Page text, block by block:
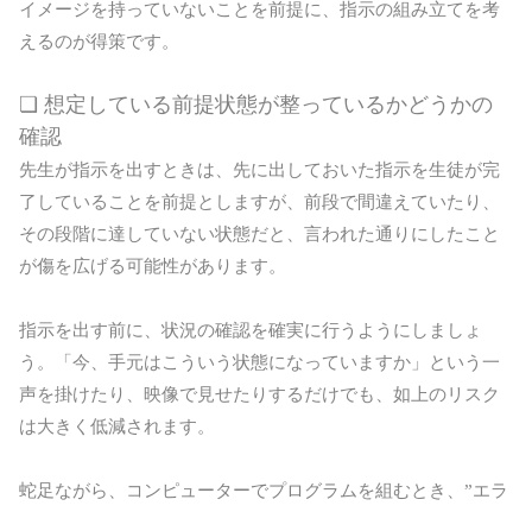
イメージを持っていないことを前提に、指示の組み立てを考
えるのが得策です。
❏ 想定している前提状態が整っているかどうかの
確認
先生が指示を出すときは、先に出しておいた指示を生徒が完
了していることを前提としますが、前段で間違えていたり、
その段階に達していない状態だと、言われた通りにしたこと
が傷を広げる可能性があります。
指示を出す前に、状況の確認を確実に行うようにしましょ
う。「今、手元はこういう状態になっていますか」という一
声を掛けたり、映像で見せたりするだけでも、如上のリスク
は大きく低減されます。
蛇足ながら、コンピューターでプログラムを組むとき、”エラ